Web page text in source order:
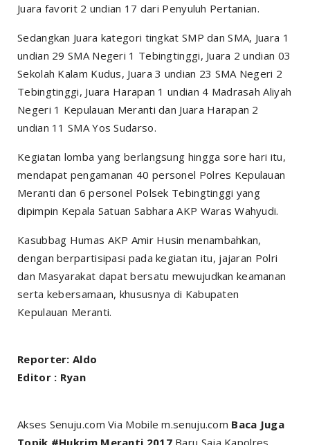
Juara favorit 2 undian 17 dari Penyuluh Pertanian.
Sedangkan Juara kategori tingkat SMP dan SMA, Juara 1
undian 29 SMA Negeri 1 Tebingtinggi, Juara 2 undian 03
Sekolah Kalam Kudus, Juara 3 undian 23 SMA Negeri 2
Tebingtinggi, Juara Harapan 1 undian 4 Madrasah Aliyah
Negeri 1 Kepulauan Meranti dan Juara Harapan 2
undian 11 SMA Yos Sudarso.
Kegiatan lomba yang berlangsung hingga sore hari itu,
mendapat pengamanan 40 personel Polres Kepulauan
Meranti dan 6 personel Polsek Tebingtinggi yang
dipimpin Kepala Satuan Sabhara AKP Waras Wahyudi.
Kasubbag Humas AKP Amir Husin menambahkan,
dengan berpartisipasi pada kegiatan itu, jajaran Polri
dan Masyarakat dapat bersatu mewujudkan keamanan
serta kebersamaan, khususnya di Kabupaten
Kepulauan Meranti.
Reporter: Aldo
Editor : Ryan
Akses Senuju.com Via Mobile m.senuju.com Baca Juga
Topik #Hukrim Meranti 2017Baru Saja Kapolres